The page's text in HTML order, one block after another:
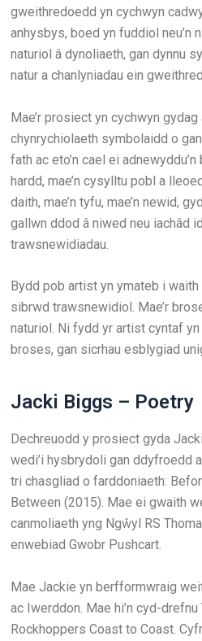
gweithredoedd yn cychwyn
anhysbys, boed yn fuddiol neu’n
naturiol â dynoliaeth, gan dynnu
natur a chanlyniadau ein
Mae’r prosiect yn cychwyn
chynrychiolaeth symbolaidd o
fath ac eto’n cael ei
hardd, mae’n cysylltu pobl a
daith, mae’n tyfu, mae’n newid,
gallwn ddod â niwed neu iachâd
trawsnewidiadau.
Bydd pob artist yn ymateb i
sibrwd trawsnewidiol. Mae’r
naturiol. Ni fydd yr artist cyntaf
broses, gan sicrhau esblygiad
Jacki Biggs – Poetry
Dechreuodd y prosiect gyda
wedi’i hysbrydoli gan ddyfroedd
tri chasgliad o farddoniaeth:
Between (2015). Mae ei gwaith
canmoliaeth yng Ngŵyl RS
enwebiad Gwobr Pushcart.
Mae Jackie yn berfformwraig
ac Iwerddon. Mae hi’n cyd-
Rockhoppers Coast to Coast.